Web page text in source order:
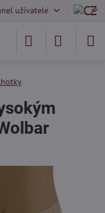
uživatele